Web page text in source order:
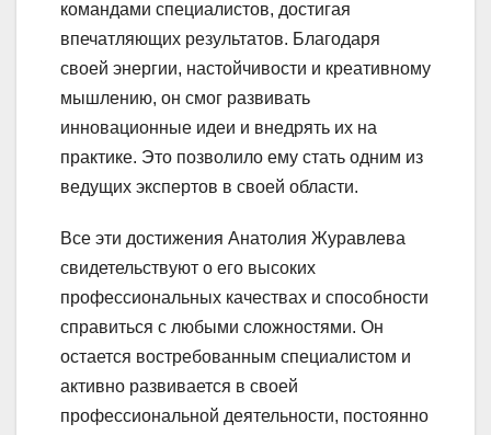
командами специалистов, достигая
впечатляющих результатов. Благодаря
своей энергии, настойчивости и креативному
мышлению, он смог развивать
инновационные идеи и внедрять их на
практике. Это позволило ему стать одним из
ведущих экспертов в своей области.
Все эти достижения Анатолия Журавлева
свидетельствуют о его высоких
профессиональных качествах и способности
справиться с любыми сложностями. Он
остается востребованным специалистом и
активно развивается в своей
профессиональной деятельности, постоянно